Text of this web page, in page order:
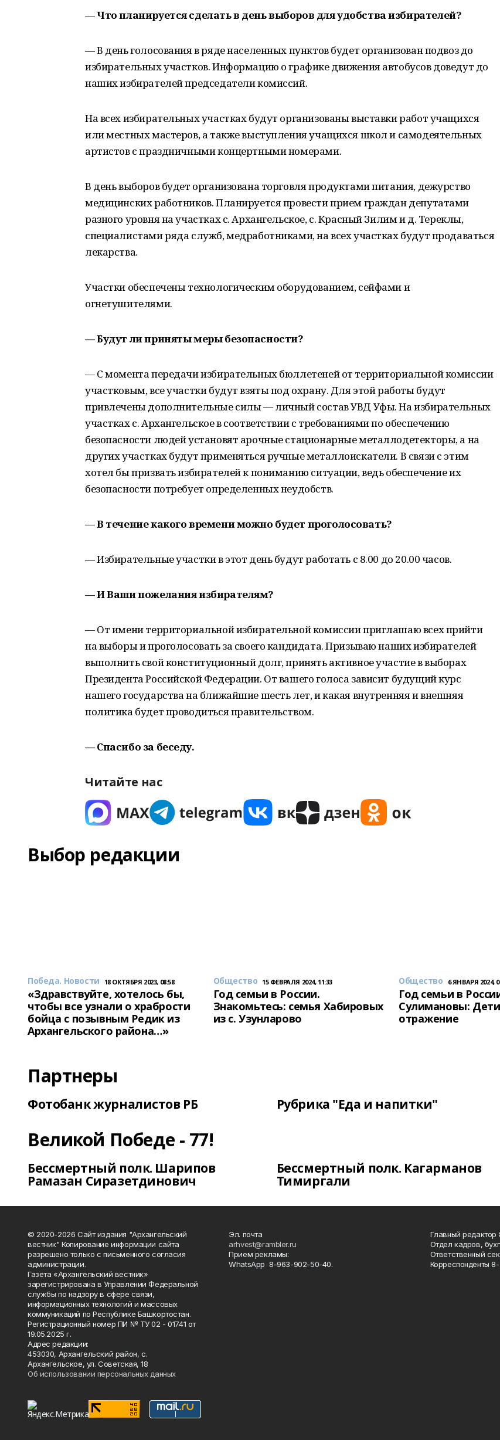
— Что планируется сделать в день выборов для удобства избирателей?
— В день голосования в ряде населенных пунктов будет организован подвоз до
избирательных участков. Информацию о графике движения автобусов доведут до
наших избирателей председатели комиссий.
На всех избирательных участках будут организованы выставки работ учащихся
или местных мастеров, а также выступления учащихся школ и самодеятельных
артистов с праздничными концертными номерами.
В день выборов будет организована торговля продуктами питания, дежурство
медицинских работников. Планируется провести прием граждан депутатами
разного уровня на участках с. Архангельское, с. Красный Зилим и д. Тереклы,
специалистами ряда служб, медработниками, на всех участках будут продаваться
лекарства.
Участки обеспечены технологическим оборудованием, сейфами и
огнетушителями.
— Будут ли приняты меры безопасности?
— С момента передачи избирательных бюллетеней от территориальной комиссии
участковым, все участки будут взяты под охрану. Для этой работы будут
привлечены дополнительные силы — личный состав УВД Уфы. На избирательных
участках с. Архангельское в соответствии с требованиями по обеспечению
безопасности людей установят арочные стационарные металлодетекторы, а на
других участках будут применяться ручные металлоискатели. В связи с этим
хотел бы призвать избирателей к пониманию ситуации, ведь обеспечение их
безопасности потребует определенных неудобств.
— В течение какого времени можно будет проголосовать?
— Избирательные участки в этот день будут работать с 8.00 до 20.00 часов.
— И Ваши пожелания избирателям?
— От имени территориальной избирательной комиссии приглашаю всех прийти
на выборы и проголосовать за своего кандидата. Призываю наших избирателей
выполнить свой конституционный долг, принять активное участие в выборах
Президента Российской Федерации. От вашего голоса зависит будущий курс
нашего государства на ближайшие шесть лет, и какая внутренняя и внешняя
политика будет проводиться правительством.
— Спасибо за беседу.
Читайте нас
Выбор редакции
Победа. Новости 18 ОКТЯБРЯ 2023, 08:58
«Здравствуйте, хотелось бы,
чтобы все узнали о храбрости
бойца с позывным Редик из
Архангельского района…»
Общество 15 ФЕВРАЛЯ 2024, 11:33
Год семьи в России.
Знакомьтесь: семья Хабировых
из с. Узунларово
Общество 6 ЯНВАРЯ 2024,
Год семьи в
Сулимановы:
отражение
Партнеры
Фотобанк журналистов РБ Рубрика "Еда и напитки"
Великой Победе - 77!
Бессмертный полк. Шарипов
Рамазан Сиразетдинович
Бессмертный полк. Кагарманов
Тимиргали
© 2020-2026 Сайт издания "Архангельский
вестник" Копирование информации сайта
разрешено только с письменного согласия
администрации.
Газета «Архангельский вестник»
зарегистрирована в Управлении Федеральной
службы по надзору в сфере связи,
информационных технологий и массовых
коммуникаций по Республике Башкортостан.
Регистрационный номер ПИ № ТУ 02 - 01741 от
19.05.2025 г.
Адрес редакции:
453030, Архангельский район, с.
Архангельское, ул. Советская, 18
Об использовании персональных данных
Эл. почта
arhvest@rambler.ru
Прием рекламы:
WhatsApp 8-963-902-50-40.
Главный редактор
Отдел кадров,
Ответственный
Корреспонденты